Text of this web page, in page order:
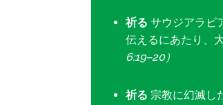
祈る サウジアラビ
伝えるにあたり、
6:19–20）
祈る 宗教に幻滅し